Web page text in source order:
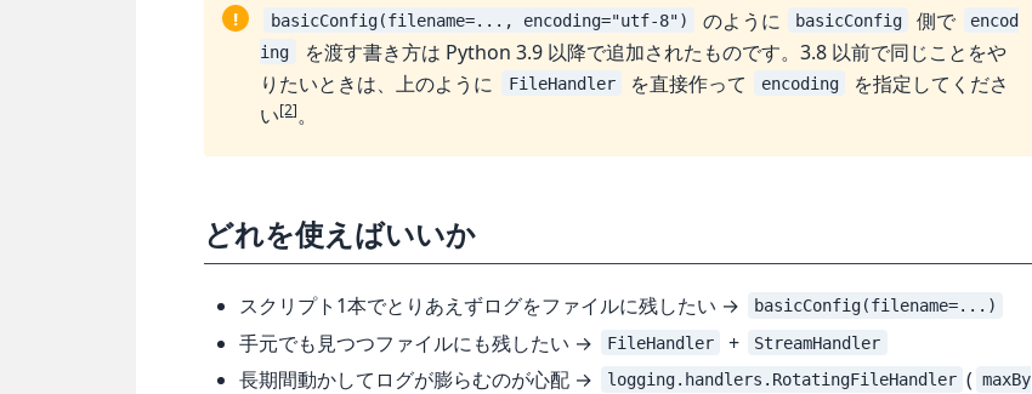
! basicConfig(filename=..., encoding="utf-8") のように basicConfig 側で
encod
ing
を渡す書き方は Python 3.9 以降で追加されたものです。3.8 以前で同じことをや
りたいときは、上のように
FileHandler を直接作って encoding
を指定してくださ
い[2]。
どれを使えばいいか
スクリプト1本でとりあえずログをファイルに残したい → basicConfig(filename=...)
手元でも見つつファイルにも残したい → FileHandler + StreamHandler
長期間動かしてログが膨らむのが心配 → logging.handlers.RotatingFileHandler ( maxBy